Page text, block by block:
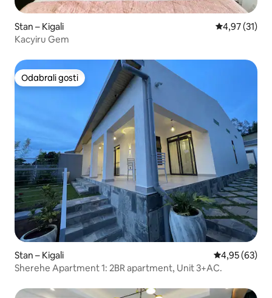
Stan – Kigali Prosječna
4,97 (31)
Kacyiru Gem
Odabrali gosti
Odabrali gosti
Stan – Kigali Prosječna
4,95 (63)
Sherehe Apartment 1: 2BR apartment, Unit 3+AC.